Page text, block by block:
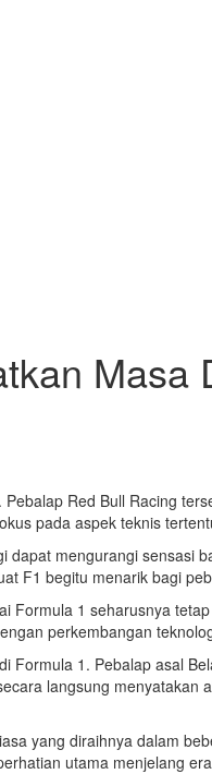
Masa
Red Bull Racing
pada aspek teknis
mengurangi sensasi
F1 begitu menarik bagi
Formula 1 seharusnya
perkembangan
Formula 1. Pebalap asal
langsung menyatakan
yang diraihnya dalam
utama menjelang